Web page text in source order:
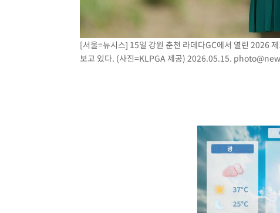
[서울=뉴시스] 15일 강원 춘천 라데다GC에서 열린 2026
보고 있다. (사진=KLPGA 제공) 2026.05.15.